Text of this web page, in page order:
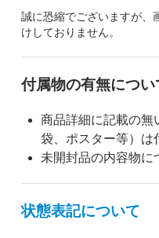
誠に恐縮でございますが、
けしておりません。
付属物の有無につい
商品詳細に記載の無
袋、ポスター等）は
未開封品の内容物に
状態表記について